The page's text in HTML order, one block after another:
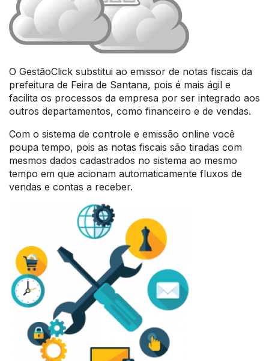
O GestãoClick substitui ao emissor de notas fiscais da
prefeitura de Feira de Santana, pois é mais ágil e
facilita os processos da empresa por ser integrado aos
outros departamentos, como financeiro e de vendas.
Com o sistema de controle e emissão online você
poupa tempo, pois as notas fiscais são tiradas com
mesmos dados cadastrados no sistema ao mesmo
tempo em que acionam automaticamente fluxos de
vendas e contas a receber.